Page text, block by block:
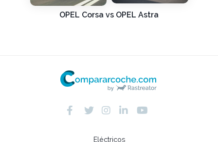
OPEL Corsa vs OPEL Astra
Eléctricos